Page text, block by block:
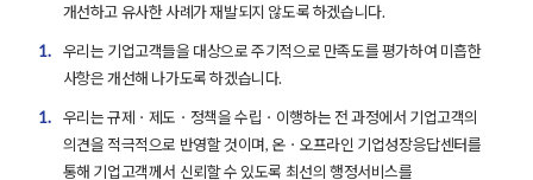
개선하고 유사한 사례가 재발되지 않도록 하겠습니다.
1.
우리는 기업고객들을 대상으로 주기적으로 만족도를 평가하여 미흡한
사항은 개선해 나가도록 하겠습니다.
1.
우리는 규제ㆍ제도ㆍ정책을 수립ㆍ이행하는 전 과정에서 기업고객의
의견을 적극적으로 반영할 것이며, 온ㆍ오프라인 기업성장응답센터를
통해 기업고객께서 신뢰할 수 있도록 최선의 행정서비스를